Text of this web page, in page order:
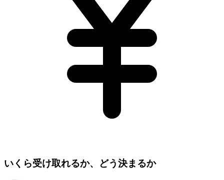
いくら受け取れるか、どう決まるか